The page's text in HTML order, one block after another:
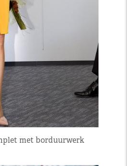
met borduurwerk